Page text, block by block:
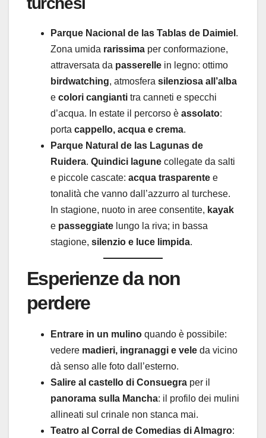
Parque Nacional de las Tablas de Daimiel .
Zona umida rarissima per conformazione,
attraversata da passerelle in legno: ottimo
birdwatching, atmosfera silenziosa all’alba
e colori cangianti tra canneti e specchi
d’acqua. In estate il percorso è assolato:
porta cappello, acqua e crema.
Parque Natural de las Lagunas de
Ruidera. Quindici lagune collegate da salti
e piccole cascate: acqua trasparente e
tonalità che vanno dall’azzurro al turchese.
In stagione, nuoto in aree consentite, kayak
e passeggiate lungo la riva; in bassa
stagione, silenzio e luce limpida.
Esperienze da non
perdere
Entrare in un mulino quando è possibile:
vedere madieri, ingranaggi e vele da vicino
dà senso alle foto dall’esterno.
Salire al castello di Consuegra per il
panorama sulla Mancha: il profilo dei mulini
allineati sul crinale non stanca mai.
Teatro al Corral de Comedias di Almagro: